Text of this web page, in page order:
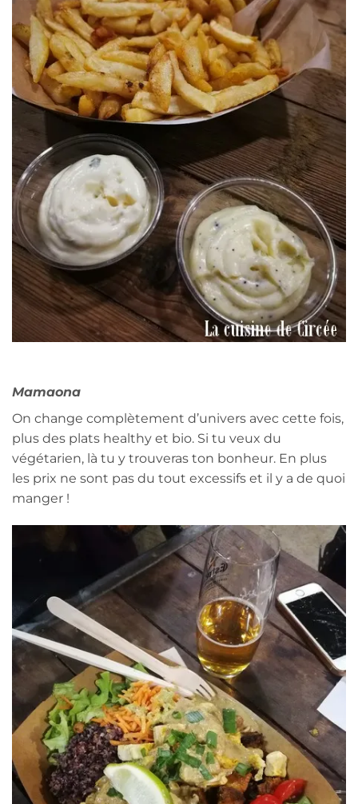
Mamaona
On change complètement d’univers avec cette fois,
plus des plats healthy et bio. Si tu veux du
végétarien, là tu y trouveras ton bonheur. En plus
les prix ne sont pas du tout excessifs et il y a de quoi
manger !